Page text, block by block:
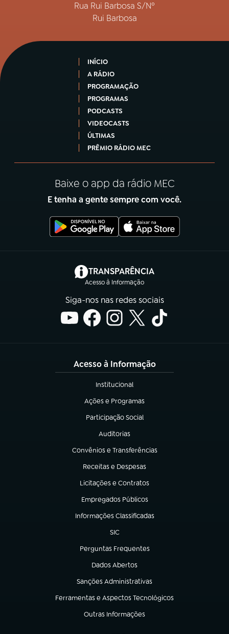
Rua Rui Barbosa S/Nº
Rui Barbosa
INÍCIO
A RÁDIO
PROGRAMAÇÃO
PROGRAMAS
PODCASTS
VIDEOCASTS
ÚLTIMAS
PRÊMIO RÁDIO MEC
Baixe o app da rádio MEC
E tenha a gente sempre com você.
TRANSPARÊNCIA
Acesso à Informação
(abre em nova aba)
Siga-nos nas redes sociais
Acesso à Informação
Institucional
(abre em nova aba)
Ações e Programas
(abre em nova aba)
Participação Social
(abre em nova aba)
Auditorias
(abre em nova aba)
Convênios e Transferências
(abre em nova aba)
Receitas e Despesas
(abre em nova aba)
Licitações e Contratos
(abre em nova aba)
Empregados Públicos
(abre em nova aba)
Informações Classificadas
(abre em nova aba)
SIC
(abre em nova aba)
Perguntas Frequentes
(abre em nova aba)
Dados Abertos
(abre em nova aba)
Sanções Administrativas
(abre em nova aba)
Ferramentas e Aspectos Tecnológicos
(abre em nova aba)
Outras Informações
(abre em nova aba)